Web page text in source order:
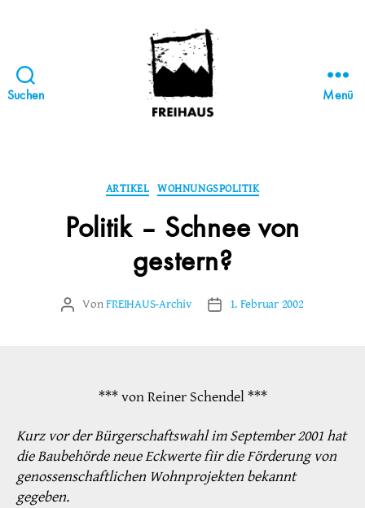
Suchen
STATTBAU
HAMBURG
Menü
Kategorien
ARTIKEL WOHNUNGSPOLITIK
Politik – Schnee von
gestern?
Beitragsautor
VonFREIHAUS-Archiv Veröffentlichungsdatum
1. Februar 2002
*** von Reiner Schendel ***
Kurz vor der Bürgerschaftswahl im September 2001 hat
die Baubehörde neue Eckwerte fiir die Förderung von
genossenschaftlichen Wohnprojekten bekannt
gegeben.